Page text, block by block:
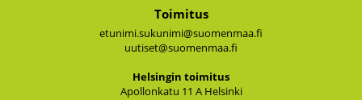
Toimitus
etunimi.sukunimi@suomenmaa.fi
uutiset@suomenmaa.fi
Hel­sin­gin toi­mi­tus
Apol­lon­ka­tu 11 A Hel­sin­ki